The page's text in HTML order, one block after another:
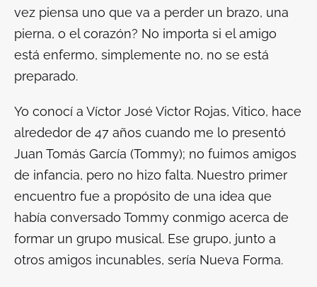
vez piensa uno que va a perder un brazo, una
pierna, o el corazón? No importa si el amigo
está enfermo, simplemente no, no se está
preparado.
Yo conocí a Víctor José Victor Rojas, Vitico, hace
alrededor de 47 años cuando me lo presentó
Juan Tomás García (Tommy); no fuimos amigos
de infancia, pero no hizo falta. Nuestro primer
encuentro fue a propósito de una idea que
había conversado Tommy conmigo acerca de
formar un grupo musical. Ese grupo, junto a
otros amigos incunables, sería Nueva Forma.